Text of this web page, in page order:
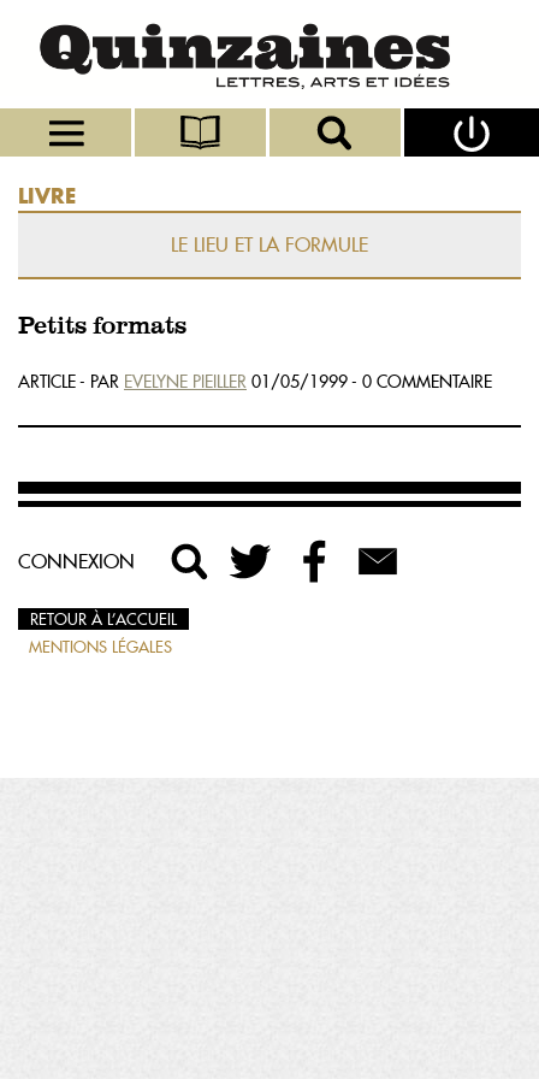
LIVRE
LE LIEU ET LA FORMULE
Petits formats
ARTICLE - PAR EVELYNE PIEILLER 01/05/1999 - 0 COMMENTAIRE
CONNEXION
RETOUR À L’ACCUEIL
MENTIONS LÉGALES